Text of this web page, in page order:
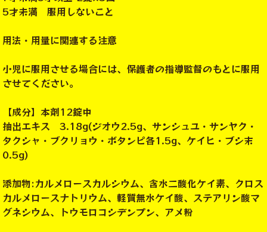
5才未満 服用しないこと
用法・用量に関連する注意
小児に服用させる場合には、保護者の指導監督のもとに服用
させてください。
【成分】本剤12錠中
抽出エキス 3.18g(ジオウ2.5g、サンシュユ・サンヤク・
タクシャ・ブクリョウ・ボタンピ各1.5g、ケイヒ・ブシ末
0.5g)
添加物:カルメロースカルシウム、含水二酸化ケイ素、クロス
カルメロースナトリウム、軽質無水ケイ酸、ステアリン酸マ
グネシウム、トウモロコシデンプン、アメ粉